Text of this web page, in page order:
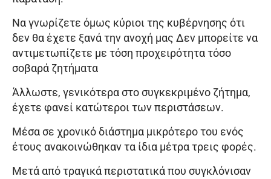
Να γνωρίζετε όμως κύριοι της κυβέρνησης ότι
δεν θα έχετε ξανά την ανοχή μας Δεν μπορείτε να
αντιμετωπίζετε με τόση προχειρότητα τόσο
σοβαρά ζητήματα
Άλλωστε, γενικότερα στο συγκεκριμένο ζήτημα,
έχετε φανεί κατώτεροι των περιστάσεων.
Μέσα σε χρονικό διάστημα μικρότερο του ενός
έτους ανακοινώθηκαν τα ίδια μέτρα τρεις φορές.
Μετά από τραγικά περιστατικά που συγκλόνισαν